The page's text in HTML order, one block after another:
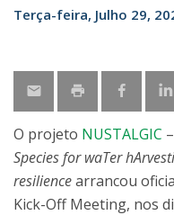
Terça-feira, Julho 29,
O projeto NUSTALGIC –
Species for waTer
resiliencearrancou
Kick-Off Meeting, nos